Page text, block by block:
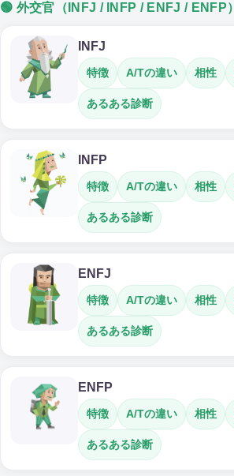
🟢 外交官（INFJ / INFP / ENFJ / ENFP）
INFJ
特徴 A/Tの違い 相性
あるある診断
INFP
特徴 A/Tの違い 相性
あるある診断
ENFJ
特徴 A/Tの違い 相性
あるある診断
ENFP
特徴 A/Tの違い 相性
あるある診断